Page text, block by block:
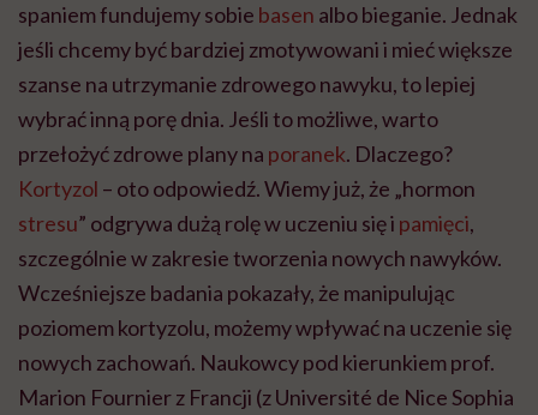
spaniem fundujemy sobie basen albo bieganie. Jednak
jeśli chcemy być bardziej zmotywowani i mieć większe
szanse na utrzymanie zdrowego nawyku, to lepiej
wybrać inną porę dnia. Jeśli to możliwe, warto
przełożyć zdrowe plany na poranek. Dlaczego?
Kortyzol – oto odpowiedź. Wiemy już, że „hormon
stresu” odgrywa dużą rolę w uczeniu się i pamięci,
szczególnie w zakresie tworzenia nowych nawyków.
Wcześniejsze badania pokazały, że manipulując
poziomem kortyzolu, możemy wpływać na uczenie się
nowych zachowań. Naukowcy pod kierunkiem prof.
Marion Fournier z Francji (z Université de Nice Sophia